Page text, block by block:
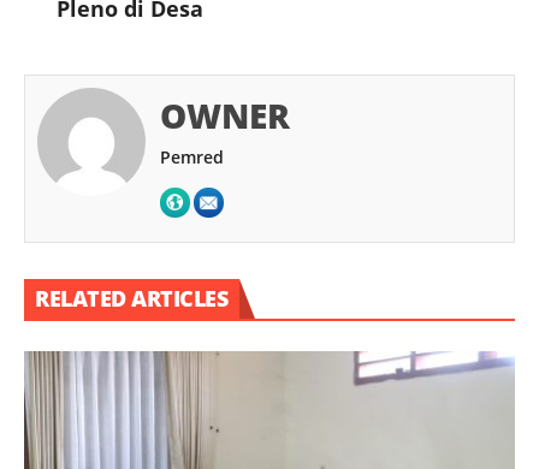
Pleno di Desa
OWNER
Pemred
RELATED ARTICLES